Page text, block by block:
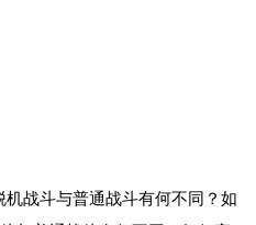
机战斗与普通战斗有何不同？如